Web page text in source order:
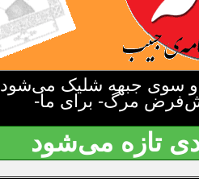
سوی جبهه شلیک
مرگ- برای ما-
تازه می‌شود